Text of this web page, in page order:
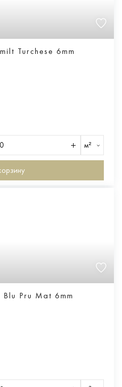
Turchese 6mm
м²
Pru Mat 6mm